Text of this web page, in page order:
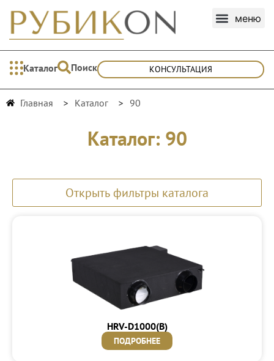
Каталог Поиск КОНСУЛЬТАЦИЯ
Главная Каталог 90
Каталог: 90
Открыть фильтры каталога
HRV-D1000(B)
ПОДРОБНЕЕ